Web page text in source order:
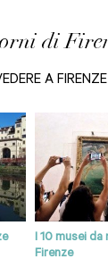
di
A FIRENZE
I 10 musei da
Firenze